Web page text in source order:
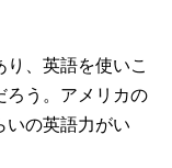
、英語を使いこ
ろう。アメリカの
いの英語力がい